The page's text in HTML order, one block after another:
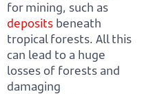
for mining, such as
deposits beneath
tropical forests. All this
can lead to a huge
losses of forests and
damaging